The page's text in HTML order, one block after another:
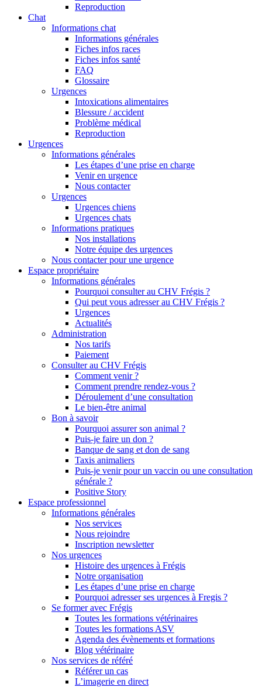
Reproduction
Chat
Informations chat
Informations générales
Fiches infos races
Fiches infos santé
FAQ
Glossaire
Urgences
Intoxications alimentaires
Blessure / accident
Problème médical
Reproduction
Urgences
Informations générales
Les étapes d’une prise en charge
Venir en urgence
Nous contacter
Urgences
Urgences chiens
Urgences chats
Informations pratiques
Nos installations
Notre équipe des urgences
Nous contacter pour une urgence
Espace propriétaire
Informations générales
Pourquoi consulter au CHV Frégis ?
Qui peut vous adresser au CHV Frégis ?
Urgences
Actualités
Administration
Nos tarifs
Paiement
Consulter au CHV Frégis
Comment venir ?
Comment prendre rendez-vous ?
Déroulement d’une consultation
Le bien-être animal
Bon à savoir
Pourquoi assurer son animal ?
Puis-je faire un don ?
Banque de sang et don de sang
Taxis animaliers
Puis-je venir pour un vaccin ou une consultation
générale ?
Positive Story
Espace professionnel
Informations générales
Nos services
Nous rejoindre
Inscription newsletter
Nos urgences
Histoire des urgences à Frégis
Notre organisation
Les étapes d’une prise en charge
Pourquoi adresser ses urgences à Fregis ?
Se former avec Frégis
Toutes les formations vétérinaires
Toutes les formations ASV
Agenda des évènements et formations
Blog vétérinaire
Nos services de référé
Référer un cas
L’imagerie en direct